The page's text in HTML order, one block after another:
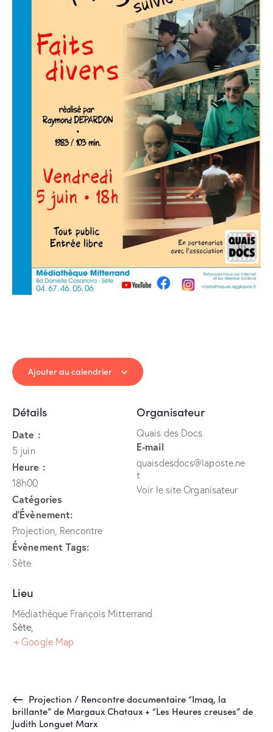
Ajouter au calendrier
Détails
Date :
5 juin
Heure :
18h00
Catégories
d’Évènement:
Projection, Rencontre
Évènement Tags:
Sète
Lieu
Médiathèque François Mitterrand
Sète,
+ Google Map
Organisateur
Quais des Docs
E-mail
quaisdesdocs@laposte.ne
t
Voir le site Organisateur
Projection / Rencontre documentaire “Imaq, la
brillante” de Margaux Chataux + “Les Heures creuses” de
Judith Longuet Marx